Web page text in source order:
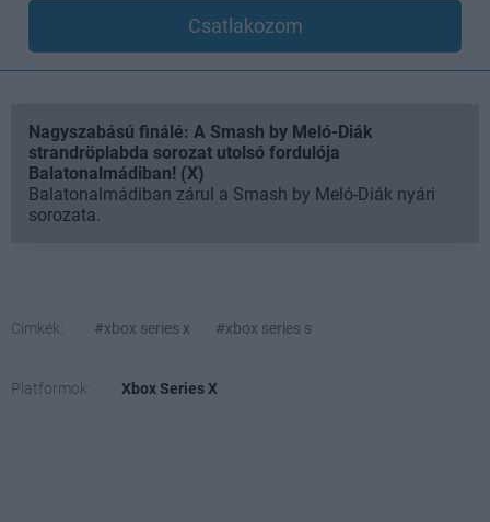
Csatlakozom
Nagyszabású finálé: A Smash by Meló-Diák
strandröplabda sorozat utolsó fordulója
Balatonalmádiban! (X)
Balatonalmádiban zárul a Smash by Meló-Diák nyári
sorozata.
Címkék: #xbox series x #xbox series s
Platformok: Xbox Series X